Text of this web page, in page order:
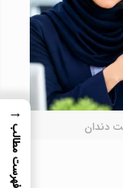
دندان
→
فهرست مطالب